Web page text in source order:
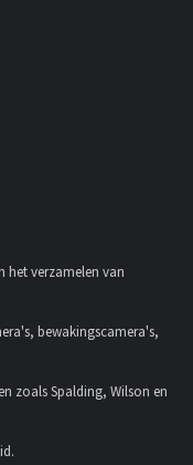
het verzamelen van
bewakingscamera's,
zoals Spalding, Wilson en